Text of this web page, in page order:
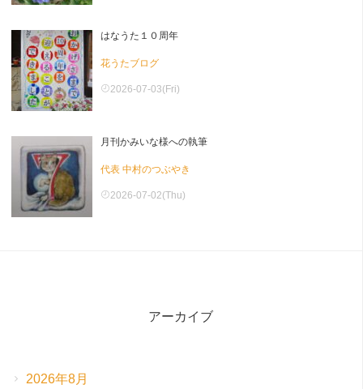
はなうた１０周年
花うたブログ
2026-07-03(Fri)
月刊かみいな様への執筆
代表 中村のつぶやき
2026-07-02(Thu)
アーカイブ
2026年8月